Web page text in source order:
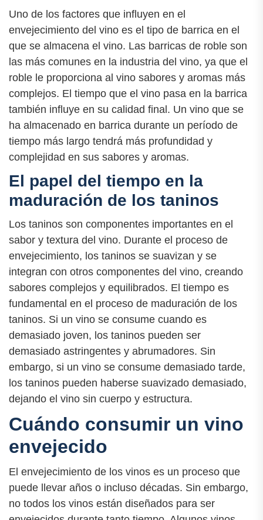
Uno de los factores que influyen en el
envejecimiento del vino es el tipo de barrica en el
que se almacena el vino. Las barricas de roble son
las más comunes en la industria del vino, ya que el
roble le proporciona al vino sabores y aromas más
complejos. El tiempo que el vino pasa en la barrica
también influye en su calidad final. Un vino que se
ha almacenado en barrica durante un período de
tiempo más largo tendrá más profundidad y
complejidad en sus sabores y aromas.
El papel del tiempo en la
maduración de los taninos
Los taninos son componentes importantes en el
sabor y textura del vino. Durante el proceso de
envejecimiento, los taninos se suavizan y se
integran con otros componentes del vino, creando
sabores complejos y equilibrados. El tiempo es
fundamental en el proceso de maduración de los
taninos. Si un vino se consume cuando es
demasiado joven, los taninos pueden ser
demasiado astringentes y abrumadores. Sin
embargo, si un vino se consume demasiado tarde,
los taninos pueden haberse suavizado demasiado,
dejando el vino sin cuerpo y estructura.
Cuándo consumir un vino
envejecido
El envejecimiento de los vinos es un proceso que
puede llevar años o incluso décadas. Sin embargo,
no todos los vinos están diseñados para ser